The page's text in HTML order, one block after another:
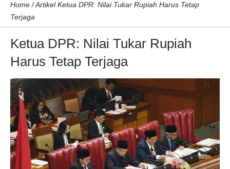
Home /Artikel Ketua DPR: Nilai Tukar Rupiah Harus Tetap
Terjaga
Ketua DPR: Nilai Tukar Rupiah
Harus Tetap Terjaga